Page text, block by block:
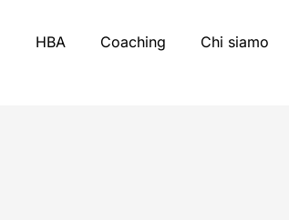
HBA Coaching Chi siamo